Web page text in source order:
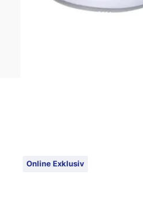
Online Exklusiv